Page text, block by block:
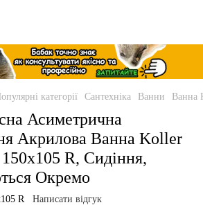
категорії Сантехніка Ванни Ванна
Асиметрична
Акрилова Ванна Koller
R, Сидіння,
Окремо
R Написати відгук